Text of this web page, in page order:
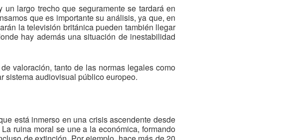
largo trecho que seguramente se tardará en
que es importante su análisis, ya que, en
la televisión británica pueden también llegar
hay además una situación de inestabilidad
valoración, tanto de las normas legales como
sistema audiovisual público europeo.
está inmerso en una crisis ascendente desde
ruina moral se une a la económica, formando